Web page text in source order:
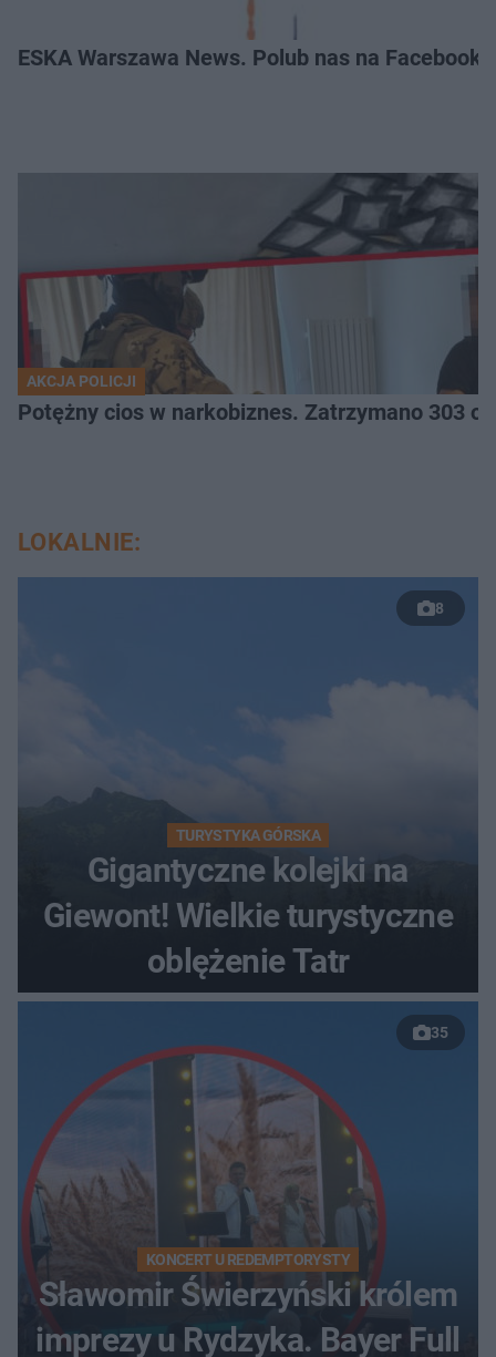
ESKA Warszawa News. Polub nas na
AKCJA POLICJI
Potężny cios
LOKALNIE:
8
TURYSTYKA GÓRSKA
Gigantyczne kolejki na
Giewont! Wielkie turystyczne
oblężenie Tatr
35
KONCERT U REDEMPTORYSTY
Sławomir Świerzyński królem
imprezy u Rydzyka. Bayer Full